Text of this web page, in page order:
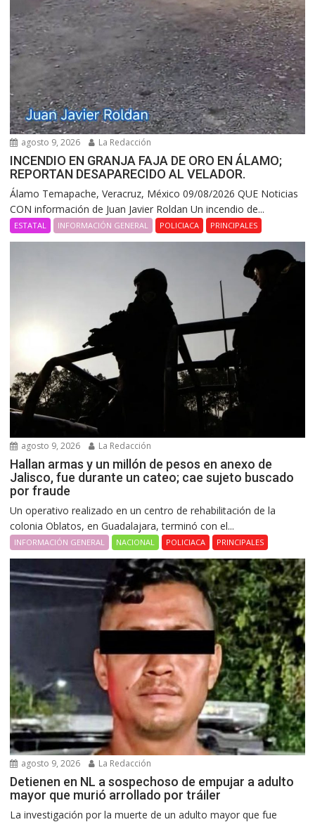
agosto 9, 2026 La Redacción
INCENDIO EN GRANJA FAJA DE ORO EN ÁLAMO;
REPORTAN DESAPARECIDO AL VELADOR.
Álamo Temapache, Veracruz, México 09/08/2026 QUE Noticias
CON información de Juan Javier Roldan Un incendio de...
ESTATAL INFORMACIÓN GENERAL POLICIACA PRINCIPALES
agosto 9, 2026 La Redacción
Hallan armas y un millón de pesos en anexo de
Jalisco, fue durante un cateo; cae sujeto buscado
por fraude
Un operativo realizado en un centro de rehabilitación de la
colonia Oblatos, en Guadalajara, terminó con el...
INFORMACIÓN GENERAL NACIONAL POLICIACA PRINCIPALES
agosto 9, 2026 La Redacción
Detienen en NL a sospechoso de empujar a adulto
mayor que murió arrollado por tráiler
La investigación por la muerte de un adulto mayor que fue